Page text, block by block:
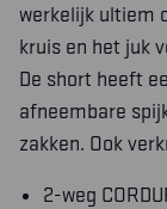
werkelijk ultiem
kruis en het juk
De short heeft
afneembare
zakken. Ook
2-weg